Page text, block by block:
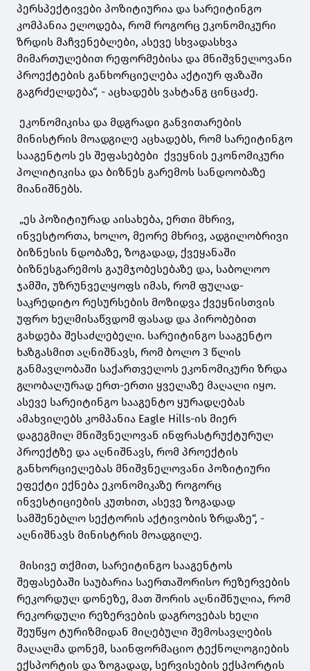
პერსპექტივები პოზიტიურია და სარეიტინგო
კომპანია ელოდება, რომ როგორც ეკონომიკური
ზრდის მაჩვენებლები, ასევე სხვადასხვა
მიმართულებით რეფორმებისა და მნიშვნელოვანი
პროექტების განხორციელება აქტიურ ფაზაში
გაგრძელდება“, - აცხადებს ვახტანგ ცინცაძე.
ეკონომიკისა და მდგრადი განვითარების
მინისტრის მოადგილე აცხადებს, რომ სარეიტინგო
სააგენტოს ეს შეფასებები ქვეყნის ეკონომიკური
პოლიტიკისა და ბიზნეს გარემოს სანდოობაზე
მიანიშნებს.
„ეს პოზიტიურად აისახება, ერთი მხრივ,
ინვესტორთა, ხოლო, მეორე მხრივ, ადგილობრივი
ბიზნესის ნდობაზე, ზოგადად, ქვეყანაში
ბიზნესგარემოს გაუმჯობესებაზე და, საბოლოო
ჯამში, უზრუნველყოფს იმას, რომ ფულად-
საკრედიტო რესურსების მოზიდვა ქვეყნისთვის
უფრო ხელმისაწვდომ ფასად და პირობებით
გახდება შესაძლებელი. სარეიტინგო სააგენტო
ხაზგასმით აღნიშნავს, რომ ბოლო 3 წლის
განმავლობაში საქართველოს ეკონომიკური ზრდა
გლობალურად ერთ-ერთი ყველაზე მაღალი იყო.
ასევე სარეიტინგო სააგენტო ყურადღებას
ამახვილებს კომპანია Eagle Hills-ის მიერ
დაგეგმილ მნიშვნელოვან ინფრასტრუქტურულ
პროექტზე და აღნიშნავს, რომ პროექტის
განხორციელებას მნიშვნელოვანი პოზიტიური
ეფექტი ექნება ეკონომიკაზე როგორც
ინვესტიციების კუთხით, ასევე ზოგადად
სამშენებლო სექტორის აქტივობის ზრდაზე“, -
აღნიშნავს მინისტრის მოადგილე.
მისივე თქმით, სარეიტინგო სააგენტოს
შეფასებაში საუბარია საერთაშორისო რეზერვების
რეკორდულ დონეზე, მათ შორის აღნიშნულია, რომ
რეკორდული რეზერვების დაგროვებას ხელი
შეუწყო ტურიზმიდან მიღებული შემოსავლების
მაღალმა დონემ, საინფორმაციო ტექნოლოგიების
ექსპორტის და ზოგადად, სერვისების ექსპორტის